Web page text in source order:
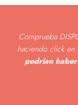
Comprueba
haciendo click
podrían